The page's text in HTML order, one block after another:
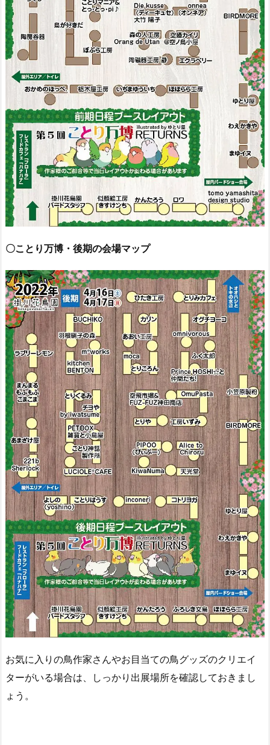
〇ことり万博・後期の会場マップ
お気に入りの鳥作家さんやお目当ての鳥グッズのクリエイ
ターがいる場合は、しっかり出展場所を確認しておきまし
ょう。